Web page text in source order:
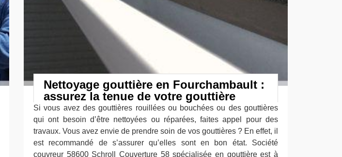
Nettoyage gouttière en Fourchambault :
assurez la tenue de votre gouttière
Si vous avez des gouttières rouillées ou bouchées ou des gouttières
qui ont besoin d’être nettoyées ou réparées, faites appel pour des
travaux. Vous avez envie de prendre soin de vos gouttières ? En effet, il
est recommandé de s’assurer qu’elles sont en bon état. Société
couvreur 58600 Schroll Couverture 58 spécialisée en gouttière est à